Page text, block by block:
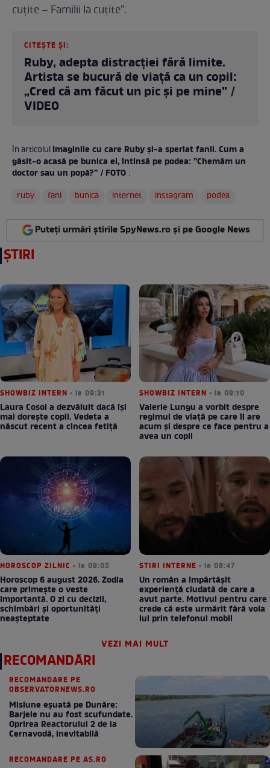
cuțite – Familii la cuțite”.
CITEȘTE ȘI:
Ruby, adepta distracției fără limite.
Artista se bucură de viață ca un copil:
„Cred că am făcut un pic și pe mine” /
VIDEO
În articolulImaginile cu care Ruby și-a speriat fanii. Cum a
găsit-o acasă pe bunica ei, întinsă pe podea: ”Chemăm un
doctor sau un popă?” / FOTO :
ruby
fani bunica internet instagram podea
Puteți urmări știrile SpyNews.ro și pe Google News
ȘTIRI
SHOWBIZ INTERN • la 09:31
Laura Cosoi a dezvăluit dacă își
mai dorește copii. Vedeta a
născut recent a cincea fetiță
SHOWBIZ INTERN • la 09:10
Valerie Lungu a vorbit despre
regimul de viață pe care îl are
acum și despre ce face pentru a
avea un copil
HOROSCOP ZILNIC • la 09:05
Horoscop 6 august 2026. Zodia
care primește o veste
importantă. O zi cu decizii,
schimbări și oportunități
neașteptate
STIRI INTERNE • la 08:47
Un român a împărtășit
experiență ciudată de care a
avut parte. Motivul pentru care
crede că este urmărit fără voia
lui prin telefonul mobil
VEZI MAI MULT
RECOMANDĂRI
RECOMANDARE PE
OBSERVATORNEWS.RO
Misiune eșuată pe Dunăre:
Barjele nu au fost scufundate.
Oprirea Reactorului 2 de la
Cernavodă, inevitabilă
RECOMANDARE PE AS.RO